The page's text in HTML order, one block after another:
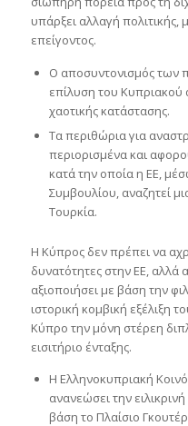
υπάρξει αλλαγή
επείγοντος.
Ο αποσυντονισμός των
επίλυση του Κυπριακού
χαοτικής κατάστασης.
Τα περιθώρια για
περιορισμένα και
κατά την οποία η ΕΕ,
Συμβουλίου, αναζητεί
Τουρκία.
Η Κύπρος δεν πρέπει να
δυνατότητες στην ΕΕ, αλλά
αξιοποιήσει με βάση την
ιστορική κομβική εξέλιξη
Κύπρο την μόνη στέρεη
εισιτήριο ένταξης.
Η Ελληνοκυπριακή
ανανεώσει την
βάση το Πλαίσιο